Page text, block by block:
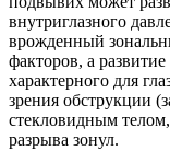
внутриглазного
врожденный
факторов, а
характерного для
зрения обструкции
стекловидным телом,
разрыва зонул.